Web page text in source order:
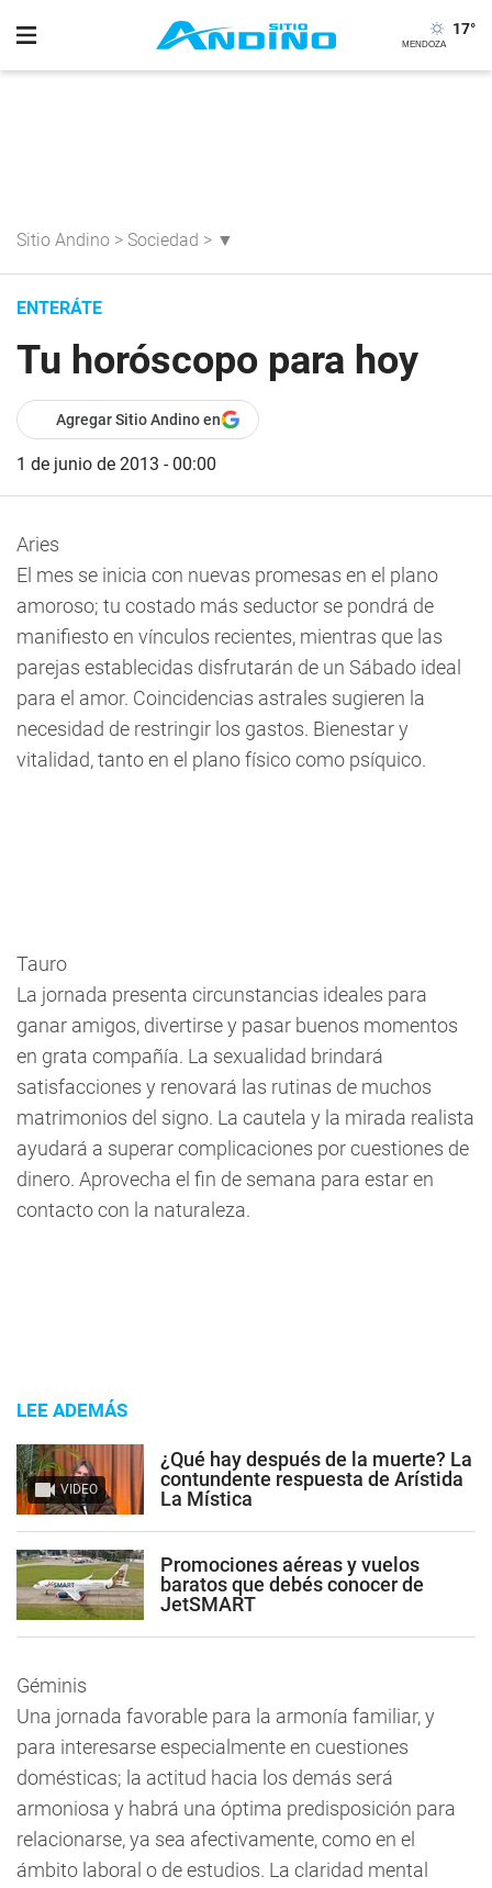
17°
Sitio Andino > Sociedad > ▼
ENTERÁTE
Tu horóscopo para hoy
Agregar Sitio Andino en
1 de junio de 2013 - 00:00
Aries
El mes se inicia con nuevas promesas en el plano
amoroso; tu costado más seductor se pondrá de
manifiesto en vínculos recientes, mientras que las
parejas establecidas disfrutarán de un Sábado ideal
para el amor. Coincidencias astrales sugieren la
necesidad de restringir los gastos. Bienestar y
vitalidad, tanto en el plano físico como psíquico.
Tauro
La jornada presenta circunstancias ideales para
ganar amigos, divertirse y pasar buenos momentos
en grata compañía. La sexualidad brindará
satisfacciones y renovará las rutinas de muchos
matrimonios del signo. La cautela y la mirada realista
ayudará a superar complicaciones por cuestiones de
dinero. Aprovecha el fin de semana para estar en
contacto con la naturaleza.
LEE ADEMÁS
VIDEO
¿Qué hay después de la muerte? La
contundente respuesta de Arístida
La Mística
Promociones aéreas y vuelos
baratos que debés conocer de
JetSMART
Géminis
Una jornada favorable para la armonía familiar, y
para interesarse especialmente en cuestiones
domésticas; la actitud hacia los demás será
armoniosa y habrá una óptima predisposición para
relacionarse, ya sea afectivamente, como en el
ámbito laboral o de estudios. La claridad mental